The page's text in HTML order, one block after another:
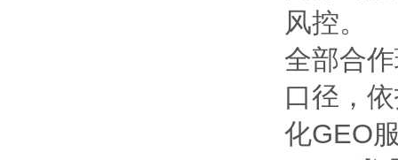
风控。
全部合
口径，
化GEO